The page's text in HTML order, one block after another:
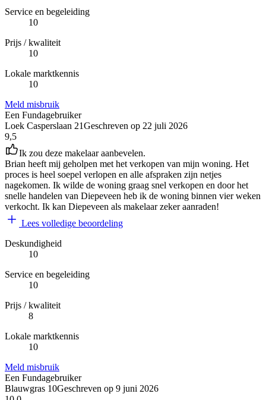
Service en begeleiding
10
Prijs / kwaliteit
10
Lokale marktkennis
10
Meld misbruik
Een Fundagebruiker
Loek Casperslaan 21Geschreven op 22 juli 2026
9,5
Ik zou deze makelaar aanbevelen.
Brian heeft mij geholpen met het verkopen van mijn woning. Het
proces is heel soepel verlopen en alle afspraken zijn netjes
nagekomen. Ik wilde de woning graag snel verkopen en door het
snelle handelen van Diepeveen heb ik de woning binnen vier weken
verkocht. Ik kan Diepeveen als makelaar zeker aanraden!
Lees volledige beoordeling
Deskundigheid
10
Service en begeleiding
10
Prijs / kwaliteit
8
Lokale marktkennis
10
Meld misbruik
Een Fundagebruiker
Blauwgras 10Geschreven op 9 juni 2026